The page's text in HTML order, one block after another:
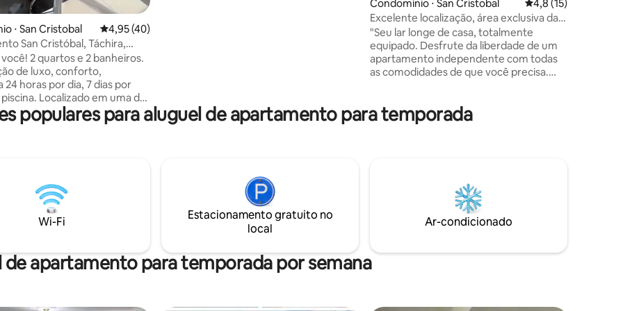
⋅ San Cristobal 4,95 de uma avaliação média de 5, 40 avaliações
4,95 (40)
San Cristóbal, Táchira,
2 quartos e 2 banheiros.
de luxo, conforto,
24 horas por dia, 7 dias por
Localizado em uma das
da cidade, com vista
Perto do C.C Baratta e
apto. Cozinha elétrica e a gás.
precisará se preocupar com
ou luz. E acesso à
em todos os momentos. É
Condomínio ⋅ San Cristobal 4,8 de uma
4,8 (15)
Excelente localização, área exclusiva da
cidade
"Seu lar longe de casa, totalmente
equipado. Desfrute da liberdade de um
apartamento independente com todas
as comodidades de que você precisa.
conectado à Internet de fibra ótica e não
se preocupe com quedas de energia ou
consultas, relaxe no nosso espaço
populares para aluguel de apartamento para temporada
Wi-Fi
Estacionamento gratuito no
local
Ar-condicionado
de apartamento para temporada por semana